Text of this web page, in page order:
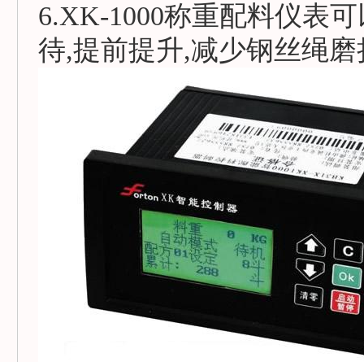
6.XK-1000称重配料仪表
待,提前提升,减少钢丝绳